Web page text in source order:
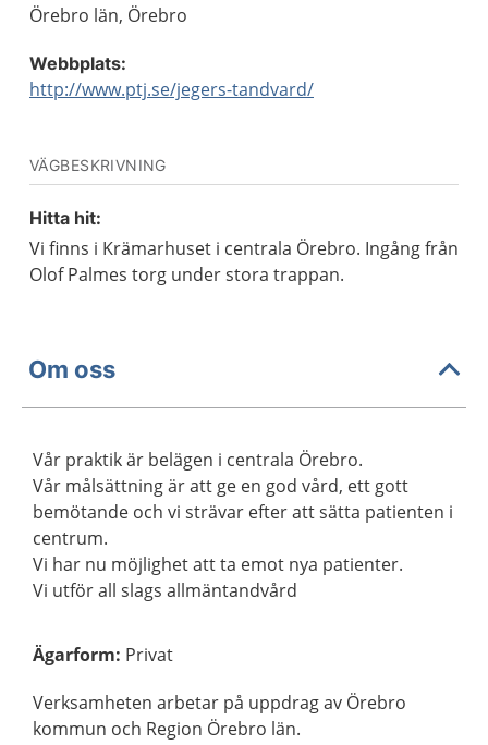
Örebro län, Örebro
Webbplats:
http://www.ptj.se/jegers-tandvard/
VÄGBESKRIVNING
Hitta hit:
Vi finns i Krämarhuset i centrala Örebro. Ingång från
Olof Palmes torg under stora trappan.
Om oss
Vår praktik är belägen i centrala Örebro.
Vår målsättning är att ge en god vård, ett gott
bemötande och vi strävar efter att sätta patienten i
centrum.
Vi har nu möjlighet att ta emot nya patienter.
Vi utför all slags allmäntandvård
Ägarform: Privat
Verksamheten arbetar på uppdrag av Örebro
kommun och Region Örebro län.